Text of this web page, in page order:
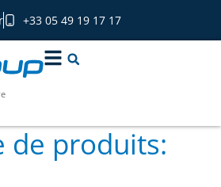
+33 05 49 19 17 17
de produits: